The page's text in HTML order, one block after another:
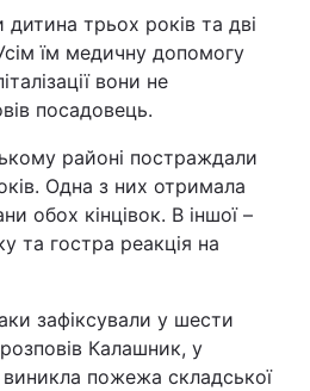
трьох років та дві
їм медичну допомогу
вони не
посадовець.
районі постраждали
Одна з них отримала
обох кінцівок. В іншої –
та гостра реакція на
зафіксували у шести
Калашник, у
пожежа складської